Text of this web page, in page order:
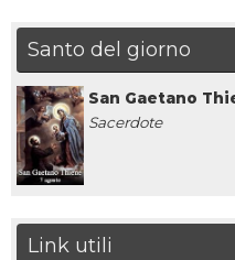
Santo del giorno
San Gaetano
Sacerdote
Link utili